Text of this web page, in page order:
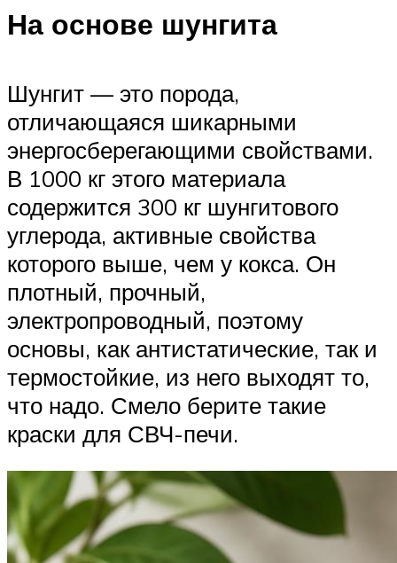
На основе шунгита
Шунгит — это порода,
отличающаяся шикарными
энергосберегающими свойствами.
В 1000 кг этого материала
содержится 300 кг шунгитового
углерода, активные свойства
которого выше, чем у кокса. Он
плотный, прочный,
электропроводный, поэтому
основы, как антистатические, так и
термостойкие, из него выходят то,
что надо. Смело берите такие
краски для СВЧ-печи.